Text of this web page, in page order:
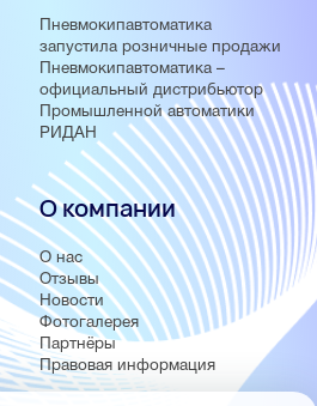
Пневмокипавтоматика
запустила розничные продажи
Пневмокипавтоматика –
официальный дистрибьютор
Промышленной автоматики
РИДАН
О компании
О нас
Отзывы
Новости
Фотогалерея
Партнёры
Правовая информация